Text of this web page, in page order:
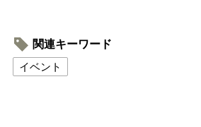
関連キーワード
イベント